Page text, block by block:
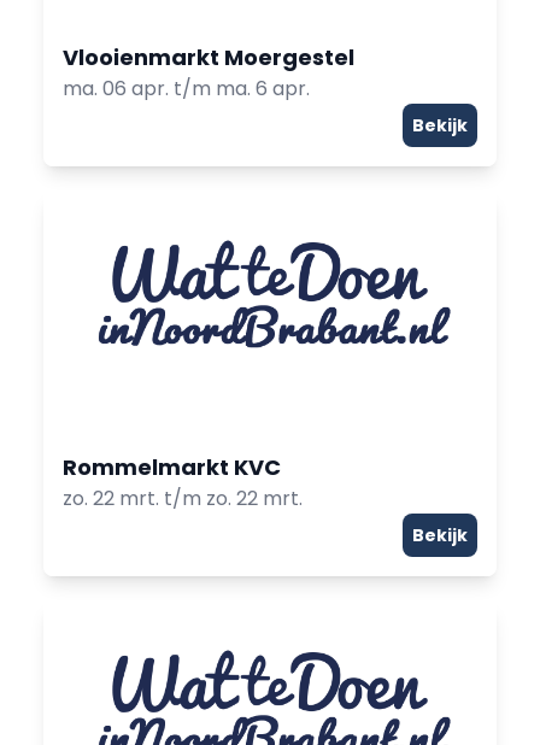
Vlooienmarkt Moergestel
ma. 06 apr. t/m ma. 6 apr.
Bekijk
Rommelmarkt KVC
zo. 22 mrt. t/m zo. 22 mrt.
Bekijk